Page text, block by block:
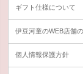
ギフト仕様について
伊豆河童のWEB店舗
個人情報保護方針